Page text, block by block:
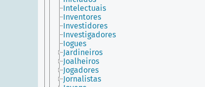
Intelectuais
Inventores
Investidores
Investigadores
Iogues
Jardineiros
Joalheiros
Jogadores
Jornalistas